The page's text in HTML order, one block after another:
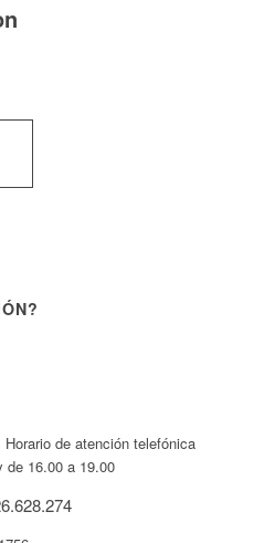
de atención telefónica
de 16.00 a 19.00